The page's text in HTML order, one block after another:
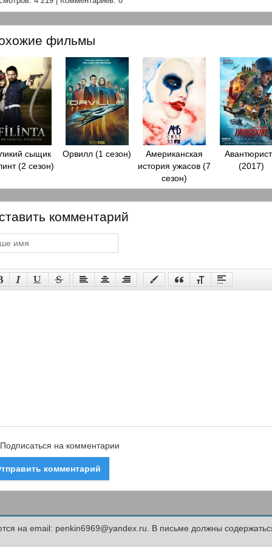
фильмы
сыщик
(2 сезон)
Орвилл (1 сезон)
Американская
история ужасов (7
сезон)
(2017)
комментарий
Подписаться на комментарии
комментарий
на email: penkin6969@yandex.ru. В письме должны